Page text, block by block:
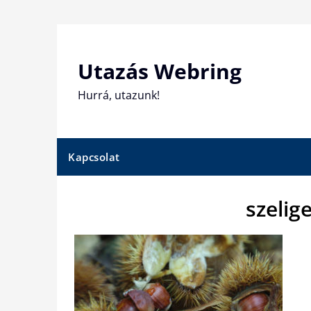
Utazás Webring
Hurrá, utazunk!
Kapcsolat